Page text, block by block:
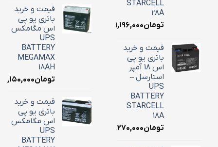
STARCELL
28A
تومان۹,۱۹۶,۰۰۰
قیمت و خرید
باتری یو پی
اس 18 آمپر
استارسل –
UPS
BATTERY
STARCELL
18A
تومان۶,۲۷۰,۰۰۰
قیمت و خرید
باتری یو پی
اس مگامکس
UPS
BATTERY
MEGAMAX
18AH
تومان۷,۱۵۰,۰۰۰
قیمت و خرید
باتری یو پی
اس مگامکس
UPS
BATTERY